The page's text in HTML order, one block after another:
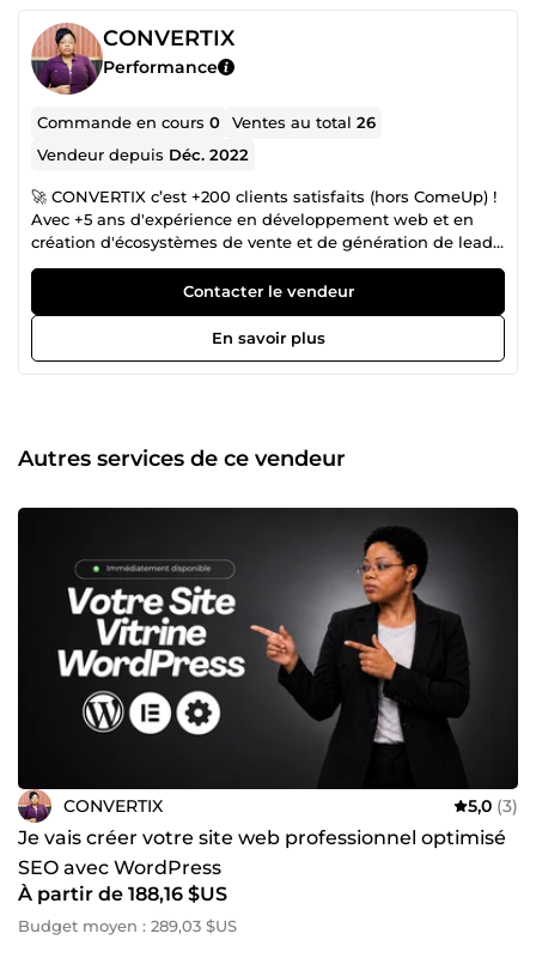
CONVERTIX
Performance
Commande en cours0 Ventes au total26
Vendeur depuis Déc. 2022
🚀 CONVERTIX c’est +200 clients satisfaits (hors ComeUp) !
Avec +5 ans d'expérience en développement web et en
création d'écosystèmes de vente et de génération de leads,
je transforme votre présence en ligne en un véritable levier
de croissance. 🎯 Notre objectif : des résultats concrets et
pas de bla-bla. 📈 Notre équation gagnante : Votre
business + Notre expertise = Resultat garantie ! Je vous
aide à optimiser votre visibilité, attirer des leads qualifiés
marketing digital pour créer des solutions performantes et
sur-mesure. 💡 Pourquoi choisir Jweb Créatif ? ✔️
réactivité et suivi personnalisé. ✔️ Stratégie axée résultats :
un partenariat gagnant-gagnant. 📩 Contactez-moi dès
maintenant pour propulser votre projet !
Contacter le vendeur
En savoir plus
Autres services de ce vendeur
CONVERTIX 5,0 (3)
Je vais créer votre site web professionnel optimisé
SEO avec WordPress
À partir de 188,16 $US
Budget moyen : 289,03 $US